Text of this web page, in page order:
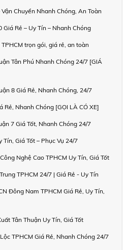
Chuyển Nhanh Chóng, An Toàn
Giá Rẻ – Uy Tín – Nhanh Chóng
trọn gói, giá rẻ, an toàn
Tân Phú Nhanh Chóng 24/7 [GIÁ
8 Giá Rẻ, Nhanh Chóng, 24/7
Rẻ, Nhanh Chóng [GỌI LÀ CÓ XE]
7 Giá Tốt, Nhanh Chóng 24/7
Tín, Giá Tốt – Phục Vụ 24/7
Nghệ Cao TPHCM Uy Tín, Giá Tốt
TPHCM 24/7 | Giá Rẻ - Uy Tín
Đông Nam TPHCM Giá Rẻ, Uy Tín,
Tân Thuận Uy Tín, Giá Tốt
TPHCM Giá Rẻ, Nhanh Chóng 24/7